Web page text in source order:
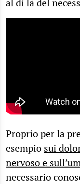
Proprio per la
esempio sui
nervoso e
necessario